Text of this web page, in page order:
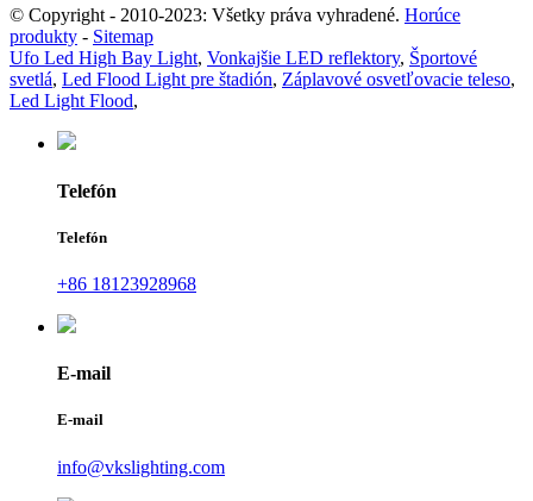
© Copyright - 2010-2023: Všetky práva vyhradené. Horúce
produkty - Sitemap
Ufo Led High Bay Light, Vonkajšie LED reflektory, Športové
svetlá, Led Flood Light pre štadión, Záplavové osvetľovacie teleso,
Led Light Flood,
Telefón
Telefón
+86 18123928968
E-mail
E-mail
info@vkslighting.com